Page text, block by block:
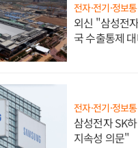
전자·전기·정보
외신 "삼성전
국 수출통제
전자·전기·정보
삼성전자 SK
지속성 의문"